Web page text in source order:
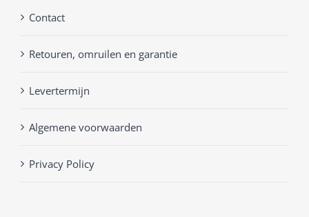
Contact
Retouren, omruilen en garantie
Levertermijn
Algemene voorwaarden
Privacy Policy